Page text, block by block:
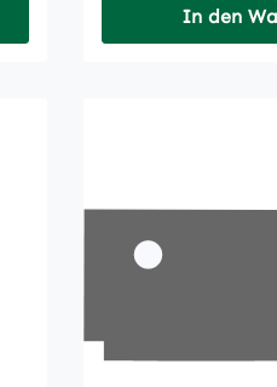
In den